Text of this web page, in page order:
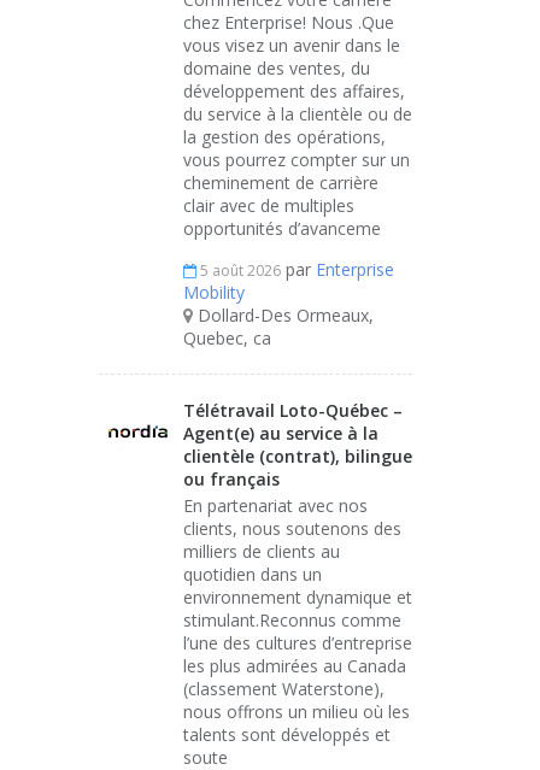
chez Enterprise! Nous .Que
vous visez un avenir dans le
domaine des ventes, du
développement des affaires,
du service à la clientèle ou de
la gestion des opérations,
vous pourrez compter sur un
cheminement de carrière
clair avec de multiples
opportunités d’avanceme
5 août 2026 par Enterprise
Mobility
Dollard-Des Ormeaux,
Quebec, ca
Télétravail Loto-Québec –
Agent(e) au service à la
clientèle (contrat), bilingue
ou français
En partenariat avec nos
clients, nous soutenons des
milliers de clients au
quotidien dans un
environnement dynamique et
stimulant.Reconnus comme
l’une des cultures d’entreprise
les plus admirées au Canada
(classement Waterstone),
nous offrons un milieu où les
talents sont développés et
soute